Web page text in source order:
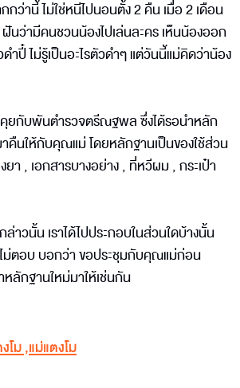
ว่านี้ ไม่ใช่หนีไปนอนตั้ง 2 คืน เมื่อ 2 เดือน
ว่ามีคนชวนน้องไปเล่นละคร เห็นน้องออก
ำปี๋ ไม่รู้เป็นอะไรตัวดำๆ แต่วันนี้แม่คิดว่าน้อง
คุยกับพันตำรวจตรีณฐพล ซึ่งได้รอนำหลัก
คืนให้กับคุณแม่ โดยหลักฐานเป็นของใช้ส่วน
า , เอกสารบางอย่าง , ที่หวีผม , กระเป๋า
ล่าวนั้น เราได้ไปประกอบในส่วนใดบ้างนั้น
ตอบ บอกว่า ขอประชุมกับคุณแม่ก่อน
ลักฐานใหม่มาให้เช่นกัน
โม,แม่แตงโม